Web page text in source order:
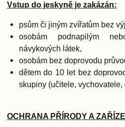
Vstup do jeskyně je zakázán:
psům či jiným zvířatům bez
osobám podnapilým
návykových látek,
osobám bez doprovodu
dětem do 10 let bez
skupiny (učitele, vychovatele,
OCHRANA PŘÍRODY A